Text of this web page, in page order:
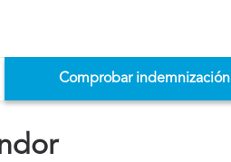
Comprobar indemnización